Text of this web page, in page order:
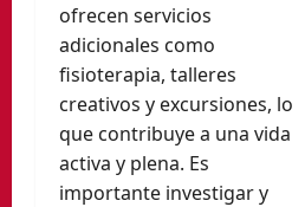
ofrecen servicios
adicionales como
fisioterapia, talleres
creativos y excursiones, lo
que contribuye a una vida
activa y plena. Es
importante investigar y